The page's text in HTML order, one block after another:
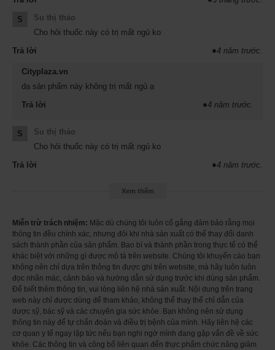
phụ nữ
- Hỗ trợ cải thiện các triệu chứng tiền mãn kinh như khô hạn, khó ngủ, đổ
mồ hôi về đêm…
trứng kém, chuẩn bị làm IVF
- Hỗ trợ cải thiện các dấu hiệu của tuổi tác với cơ thể
- Tăng cường sức mạnh các cơ bắp, hạn chế quá trình mất cơ
- Cải thiện trí nhớ, giúp thần kinh minh mẫn, tăng sự tập trung
- Tăng năng lượng và sức sống
Viên uống DHEA 25mg Puritan's Pride của Mỹ có tốt không?
xuất từ tự nhiên, không chứa chất gây dị ứng, chất bảo quản ảnh hưởng
đến sức khỏe. Với hàm lượng phù hợp DHEA 25mg mỗi ngày giúp hỗ trợ
điều hòa và cân bằng tiết tố, hỗ trợ điều hòa kinh nguyệt, hỗ trợ sinh sản
cho cả nữ giới.
- Viên uống DHEA 25mg được chứng nhận bởi GMP Hoa Kỳ về chất lượng
và độ an toàn. Sản phẩm được thử nghiệm và đưa vào sử dụng với phản
hồi tích cực đã và đang được rất nhiều quốc gia tin dùng.
- Viên uống DHEA 25mg được sản xuất từ nguyên liệu tự nhiên, không
chứa lúa mì, trứng, sữa, đậu nành, gluten, sản phẩm động vật, màu nhân
tạo hay chất bảo quản, không gây tác dụng phụ cho người dùng.
Thành phần của DHEA 25mg Puritan's Pride
S
Su thị thảo
Cho hỏi thuốc này có trị mất ngủ ko
Trả lời
●4 năm trước.
Cityplaza.vn
dạ sản phẩm này không trị mất ngủ ạ
Trả lời
●4 năm trước.
S
Su thị thảo
Cho hỏi thuốc này có trị mất ngủ ko
Trả lời
●4 năm trước.
Xem thêm
Miễn trừ trách nhiệm: Mặc dù chúng tôi luôn cố gắng đảm bảo rằng mọi
thông tin đều chính xác, nhưng đôi khi nhà sản xuất có thể thay đổi danh
sách thành phần của sản phẩm. Bao bì và thành phần trong thực tế có thể
khác biệt với những gì được mô tả trên website. Chúng tôi khuyến cáo bạn
không nên chỉ dựa trên thông tin được ghi trên website, mà hãy luôn luôn
đọc nhãn mác, cảnh báo và hướng dẫn sử dụng trước khi dùng sản phẩm.
Để biết thêm thông tin, vui lòng liên hệ nhà sản xuất. Nội dung trên trang
web này chỉ được dùng để tham khảo, không thể thay thế chỉ dẫn của
dược sỹ, bác sỹ và các chuyên gia sức khỏe. Bạn không nên sử dụng
thông tin này để tự chẩn đoán và điều trị bệnh của mình. Hãy liên hệ các
cơ quan y tế ngay lập tức nếu bạn nghi ngờ mình đang gặp vấn đề về sức
khỏe. Các thông tin và công bố liên quan đến thực phẩm chức năng giảm